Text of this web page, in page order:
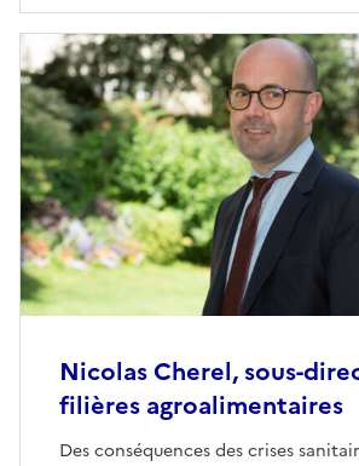
des directions « métiers », elle a
rejoindre les ressources humaines
l'administration sous un autre
exigeant qui consiste à assurer la
service tout en accompagnant les
des ressources humaines.
Nicolas Cherel, sous-
filières agroalimentaires
Des conséquences des crises